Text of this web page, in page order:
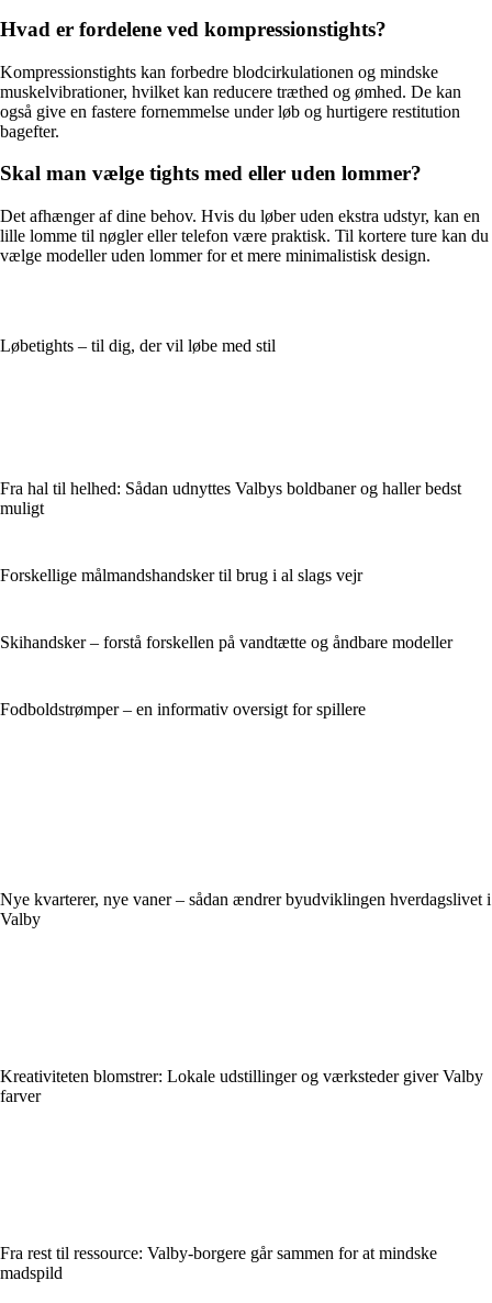
Hvad er fordelene ved kompressionstights?
Kompressionstights kan forbedre blodcirkulationen og mindske
muskelvibrationer, hvilket kan reducere træthed og ømhed. De kan
også give en fastere fornemmelse under løb og hurtigere restitution
bagefter.
Skal man vælge tights med eller uden lommer?
Det afhænger af dine behov. Hvis du løber uden ekstra udstyr, kan en
lille lomme til nøgler eller telefon være praktisk. Til kortere ture kan du
vælge modeller uden lommer for et mere minimalistisk design.
Løbetights – til dig, der vil løbe med stil
Fra hal til helhed: Sådan udnyttes Valbys boldbaner og haller bedst
muligt
Forskellige målmandshandsker til brug i al slags vejr
Skihandsker – forstå forskellen på vandtætte og åndbare modeller
Fodboldstrømper – en informativ oversigt for spillere
Nye kvarterer, nye vaner – sådan ændrer byudviklingen hverdagslivet i
Valby
Kreativiteten blomstrer: Lokale udstillinger og værksteder giver Valby
farver
Fra rest til ressource: Valby-borgere går sammen for at mindske
madspild